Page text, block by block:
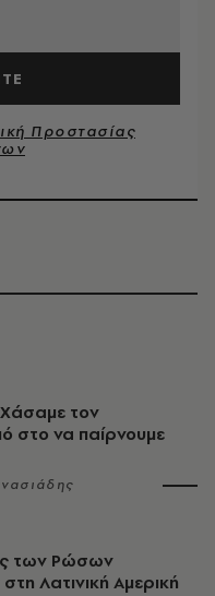
τον
στο να παίρνουμε
των Ρώσων
Λατινική Αμερική
Προστασίας